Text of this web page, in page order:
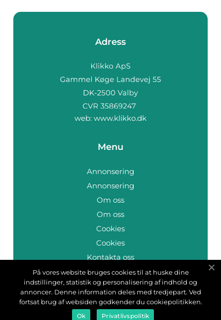
Adress
web: www.klikko.dk
Menu
Annonsering
Annonsering
Om oss
Om oss
Cookies
Cookies
Kontakta oss
Kontakta oss
Sitemap
Sitemap
På vores website bruges cookies til at huske dine
indstillinger, statistik og personalisering af indhold og
annoncer. Denne information deles med tredjepart. Ved
fortsat brug af websiden godkender du cookiepolitikken.
Ok Privatlivspolitik